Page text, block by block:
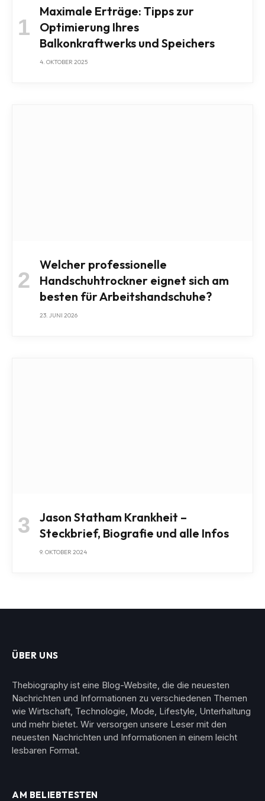
Maximale Erträge: Tipps zur
Optimierung Ihres
Balkonkraftwerks und Speichers
4. OKTOBER 2025
Welcher professionelle
Handschuhtrockner eignet sich am
besten für Arbeitshandschuhe?
23. JUNI 2026
Jason Statham Krankheit –
Steckbrief, Biografie und alle Infos
9. OKTOBER 2024
ÜBER UNS
Thebiography ist eine Blog-Website, die die neuesten
Nachrichten und Informationen zu verschiedenen Themen
wie Wirtschaft, Technologie, Mode, Lifestyle, Unterhaltung
und mehr bietet. Wir versorgen unsere Leser mit den
neuesten Nachrichten und Informationen in einem leicht
lesbaren Format.
AM BELIEBTESTEN